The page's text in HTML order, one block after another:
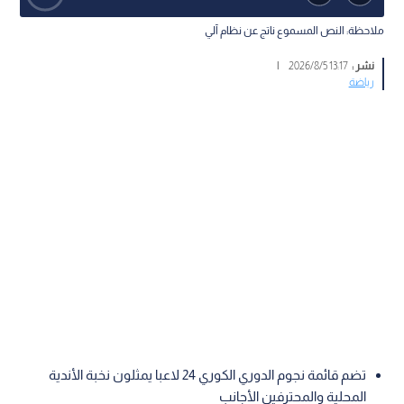
ملاحظة: النص المسموع ناتج عن نظام آلي
نشر :13:17 2026/8/5
رياضة
تضم قائمة نجوم الدوري الكوري 24 لاعبا يمثلون نخبة الأندية
المحلية والمحترفين الأجانب